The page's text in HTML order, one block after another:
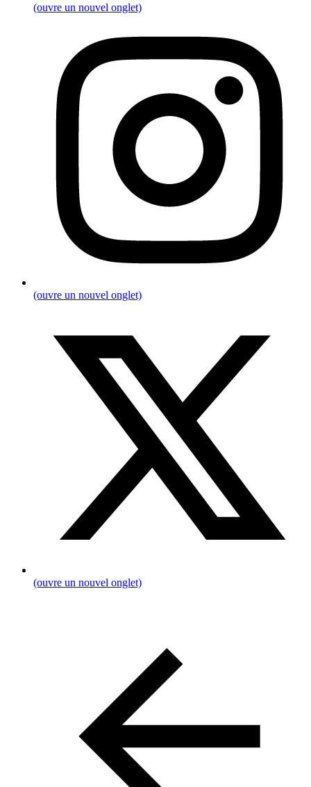
(ouvre un nouvel onglet)
(ouvre un nouvel onglet)
(ouvre un nouvel onglet)